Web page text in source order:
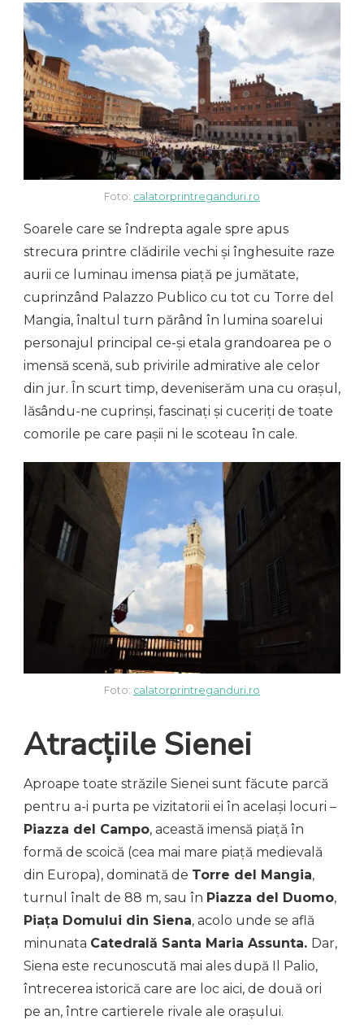
Foto: calatorprintreganduri.ro
Soarele care se îndrepta agale spre apus
strecura printre clădirile vechi și înghesuite raze
aurii ce luminau imensa piață pe jumătate,
cuprinzând Palazzo Publico cu tot cu Torre del
Mangia, înaltul turn părând în lumina soarelui
personajul principal ce-și etala grandoarea pe o
imensă scenă, sub privirile admirative ale celor
din jur. În scurt timp, deveniserăm una cu orașul,
lăsându-ne cuprinși, fascinați și cuceriți de toate
comorile pe care pașii ni le scoteau în cale.
Foto: calatorprintreganduri.ro
Atracțiile Sienei
Aproape toate străzile Sienei sunt făcute parcă
pentru a-i purta pe vizitatorii ei în același locuri –
Piazza del Campo, această imensă piață în
formă de scoică (cea mai mare piață medievală
din Europa), dominată de Torre del Mangia,
turnul înalt de 88 m, sau în Piazza del Duomo,
Piața Domului din Siena, acolo unde se află
minunata Catedrală Santa Maria Assunta. Dar,
Siena este recunoscută mai ales după Il Palio,
întrecerea istorică care are loc aici, de două ori
pe an, între cartierele rivale ale orașului.